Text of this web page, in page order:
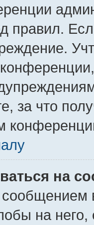
правил.
за что
на
на